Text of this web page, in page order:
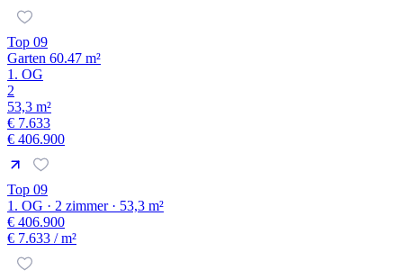
Top 09
Garten 60.47 m²
1. OG
2
53,3 m²
€ 7.633
€ 406.900
Top 09
1. OG · 2 zimmer · 53,3 m²
€ 406.900
€ 7.633 / m²